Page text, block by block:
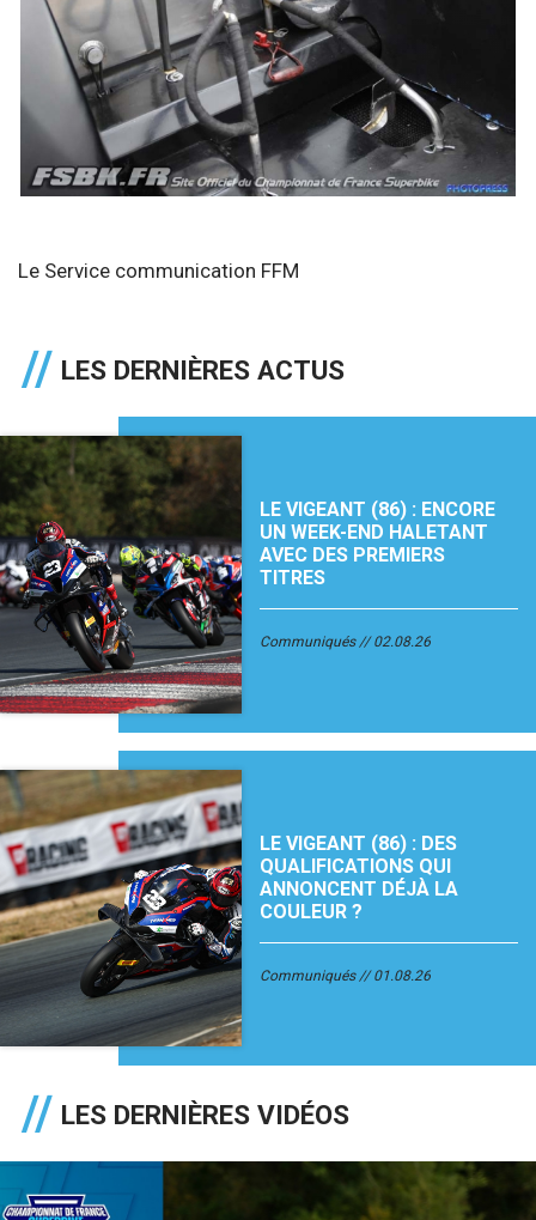
Le Service communication FFM
LES DERNIÈRES ACTUS
LE VIGEANT (86) : ENCORE
UN WEEK-END HALETANT
AVEC DES PREMIERS
TITRES
Communiqués 02.08.26
LE VIGEANT (86) : DES
QUALIFICATIONS QUI
ANNONCENT DÉJÀ LA
COULEUR ?
Communiqués 01.08.26
LES DERNIÈRES VIDÉOS